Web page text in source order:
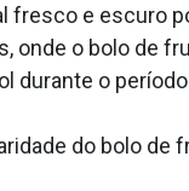
fresco e escuro
onde o bolo de
durante o
do bolo de